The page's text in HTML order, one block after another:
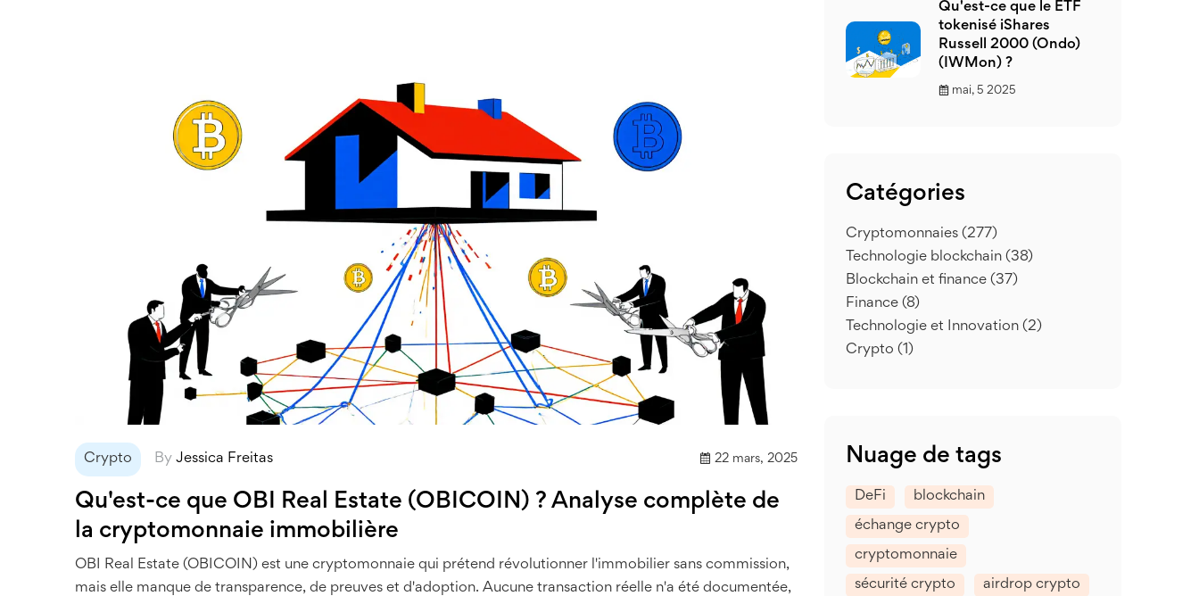
Crypto By Jessica Freitas 22 mars, 2025
Qu'est-ce que OBI Real Estate (OBICOIN) ? Analyse complète de
la cryptomonnaie immobilière
OBI Real Estate (OBICOIN) est une cryptomonnaie qui prétend révolutionner l'immobilier sans commission,
mais elle manque de transparence, de preuves et d'adoption. Aucune transaction réelle n'a été documentée,
Qu'est-ce que le ETF
tokenisé iShares
Russell 2000 (Ondo)
(IWMon) ?
mai, 5 2025
Catégories
Cryptomonnaies (277)
Technologie blockchain (38)
Blockchain et finance (37)
Finance (8)
Technologie et Innovation (2)
Crypto (1)
Nuage de tags
DeFi blockchain
échange crypto
cryptomonnaie
sécurité crypto airdrop crypto